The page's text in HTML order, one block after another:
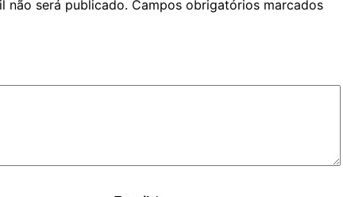
não será publicado. Campos obrigatórios marcados